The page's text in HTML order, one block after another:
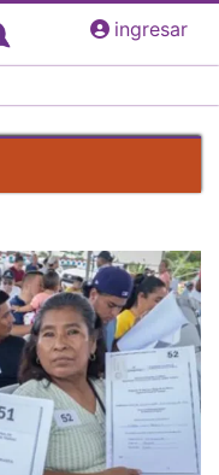
ingresar